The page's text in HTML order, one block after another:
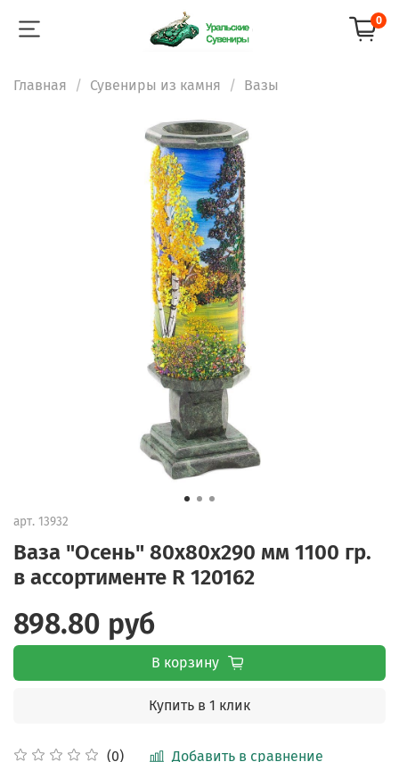
0
Главная Сувениры из камня Вазы
арт. 13932
Ваза "Осень" 80х80х290 мм 1100 гр.
в ассортименте R 120162
(0) Добавить в сравнение
898.80 руб
В корзину
Купить в 1 клик